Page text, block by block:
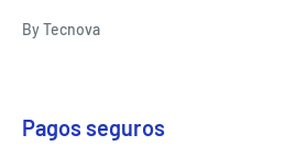
By Tecnova
Pagos seguros